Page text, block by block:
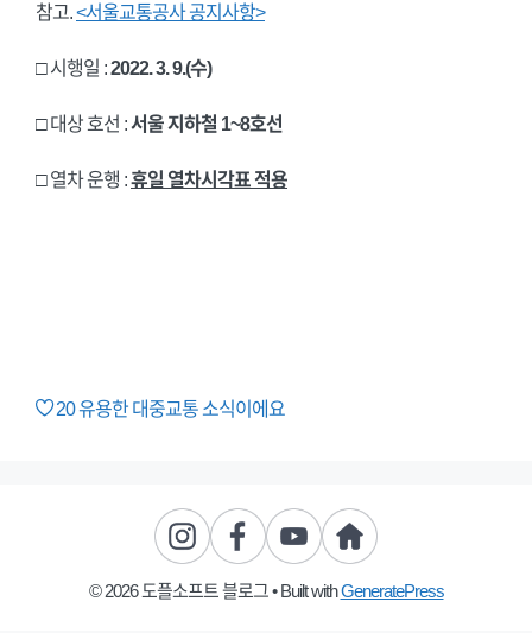
참고.<서울교통공사 공지사항>
□ 시행일 :2022. 3. 9.(수)
□ 대상 호선 :서울 지하철 1~8호선
□ 열차 운행 :휴일 열차시각표 적용
20유용한 대중교통 소식이에요
© 2026 도플소프트 블로그• Built withGeneratePress